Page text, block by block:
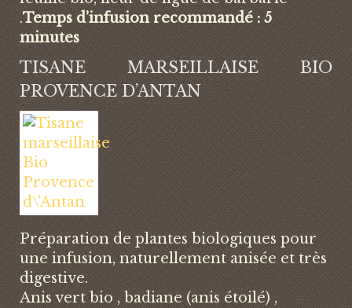
.Temps d’infusion recommandé : 5
minutes
TISANE MARSEILLAISE BIO
PROVENCE D’ANTAN
Préparation de plantes biologiques pour
une infusion, naturellement anisée et très
digestive.
Anis vert bio , badiane (anis étoilé) ,